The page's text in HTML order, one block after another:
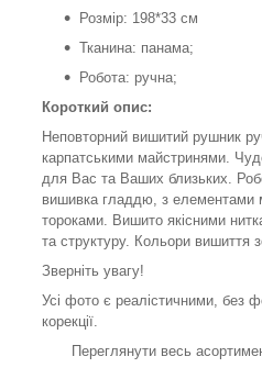
Розмір: 198*33 см
Тканина: панама;
Робота: ручна;
Короткий опис:
Неповторний вишитий рушник
карпатськими майстринями.
для Вас та Ваших близьких.
вишивка гладдю, з елементами
тороками. Вишито якісними
та структуру. Кольори вишиття
Зверніть увагу!
Усі фото є реалістичними, без
корекції.
Переглянути весь